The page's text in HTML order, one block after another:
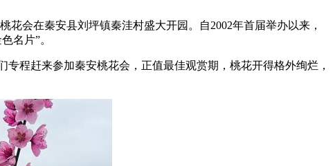
会在秦安县刘坪镇秦洼村盛大开园。自2002年首届举办以来，
名片”。
程赶来参加秦安桃花会，正值最佳观赏期，桃花开得格外绚烂，